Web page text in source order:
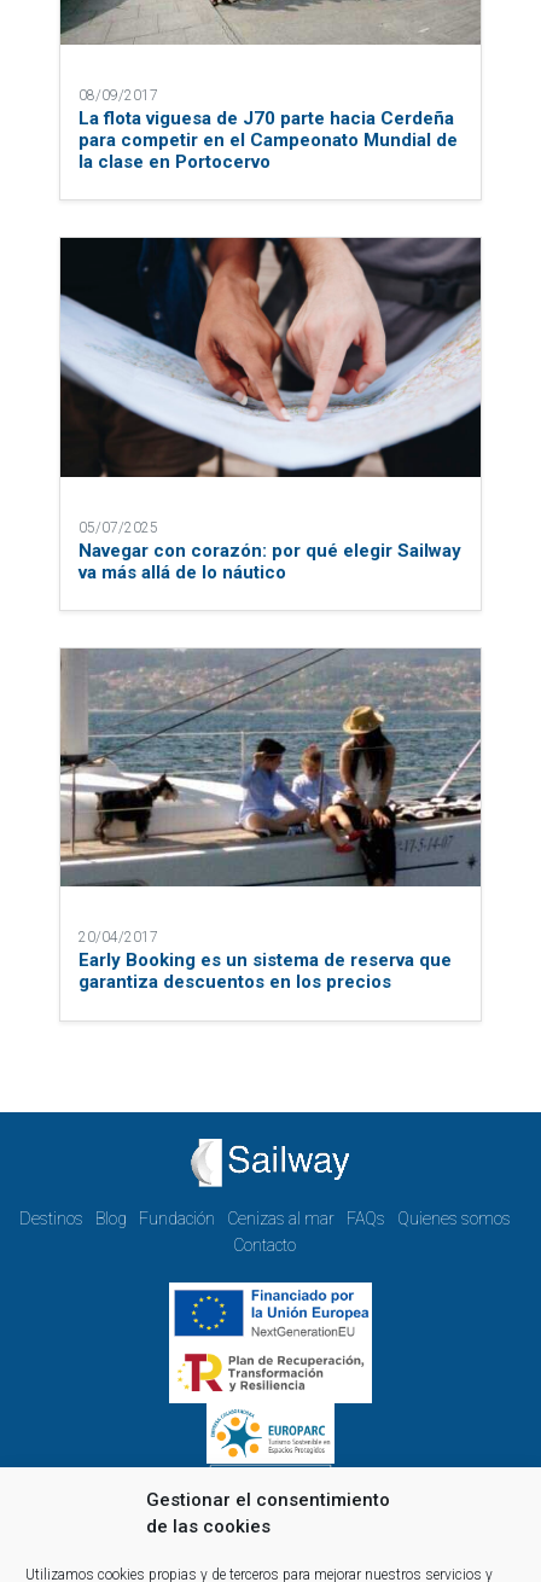
Gestionar el consentimiento
de las cookies
Utilizamos cookies propias y de terceros para mejorar nuestros servicios y
08/09/2017
La flota viguesa de J70 parte hacia Cerdeña
para competir en el Campeonato Mundial de
la clase en Portocervo
05/07/2025
Navegar con corazón: por qué elegir Sailway
va más allá de lo náutico
20/04/2017
Early Booking es un sistema de reserva que
garantiza descuentos en los precios
Destinos Blog Fundación Cenizas al mar FAQs
Quienes somos
Contacto
Horario de oficina de lunes a viernes: